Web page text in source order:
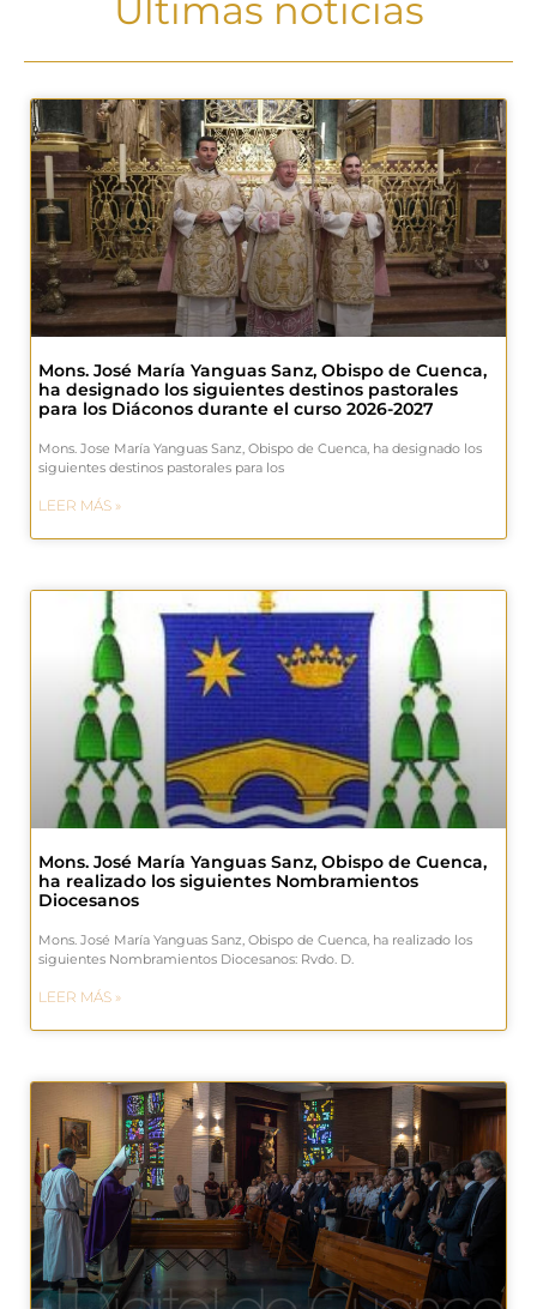
Últimas noticias
Mons. José María Yanguas Sanz, Obispo de Cuenca,
ha designado los siguientes destinos pastorales
para los Diáconos durante el curso 2026-2027
Mons. Jose María Yanguas Sanz, Obispo de Cuenca, ha designado los
siguientes destinos pastorales para los
LEER MÁS »
Mons. José María Yanguas Sanz, Obispo de Cuenca,
ha realizado los siguientes Nombramientos
Diocesanos
Mons. José María Yanguas Sanz, Obispo de Cuenca, ha realizado los
siguientes Nombramientos Diocesanos: Rvdo. D.
LEER MÁS »